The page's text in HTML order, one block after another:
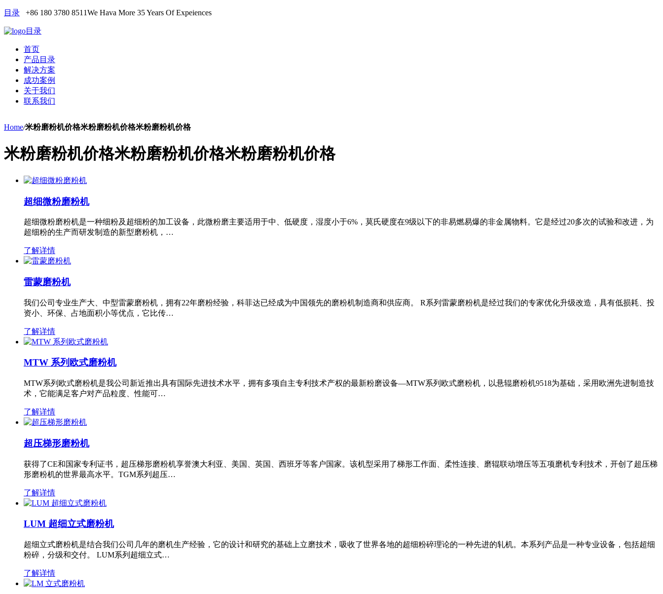
目录 +86 180 3780 8511We Hava More 35 Years Of Expeiences
目录
首页
产品目录
解决方案
成功案例
关于我们
联系我们
Home/米粉磨粉机价格米粉磨粉机价格米粉磨粉机价格
米粉磨粉机价格米粉磨粉机价格米粉磨粉机价格
超细微粉磨粉机
超细微粉磨粉机是一种细粉及超细粉的加工设备，此微粉磨主要适用于中、低硬度，湿度小于6%，莫氏硬度在9级以下的非易燃易爆的非金属物料。它是经过20多次的试验和改进，为
超细粉的生产而研发制造的新型磨粉机，…
了解详情
雷蒙磨粉机
我们公司专业生产大、中型雷蒙磨粉机，拥有22年磨粉经验，科菲达已经成为中国领先的磨粉机制造商和供应商。 R系列雷蒙磨粉机是经过我们的专家优化升级改造，具有低损耗、投
资小、环保、占地面积小等优点，它比传…
了解详情
MTW 系列欧式磨粉机
MTW系列欧式磨粉机是我公司新近推出具有国际先进技术水平，拥有多项自主专利技术产权的最新粉磨设备—MTW系列欧式磨粉机，以悬辊磨粉机9518为基础，采用欧洲先进制造技
术，它能满足客户对产品粒度、性能可…
了解详情
超压梯形磨粉机
获得了CE和国家专利证书，超压梯形磨粉机享誉澳大利亚、美国、英国、西班牙等客户国家。该机型采用了梯形工作面、柔性连接、磨辊联动增压等五项磨机专利技术，开创了超压梯
形磨粉机的世界最高水平。TGM系列超压…
了解详情
LUM 超细立式磨粉机
超细立式磨粉机是结合我们公司几年的磨机生产经验，它的设计和研究的基础上立磨技术，吸收了世界各地的超细粉碎理论的一种先进的轧机。本系列产品是一种专业设备，包括超细
粉碎，分级和交付。 LUM系列超细立式…
了解详情